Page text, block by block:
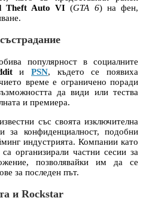
Theft Auto VI (GTA 6) на фен,
популярност в социалните
иPSN, където се появиха
време е ограничено поради
да види или тества
и премиера.
със своята изключителна
за конфиденциалност, подобни
индустрията. Компании като
организирали частни сесии за
позволявайки им да се
за последен път.
и Rockstar